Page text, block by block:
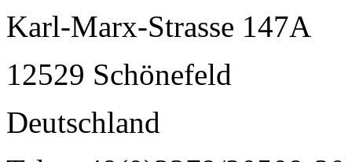
Karl-Marx-Strasse 147A
12529 Schönefeld
Deutschland